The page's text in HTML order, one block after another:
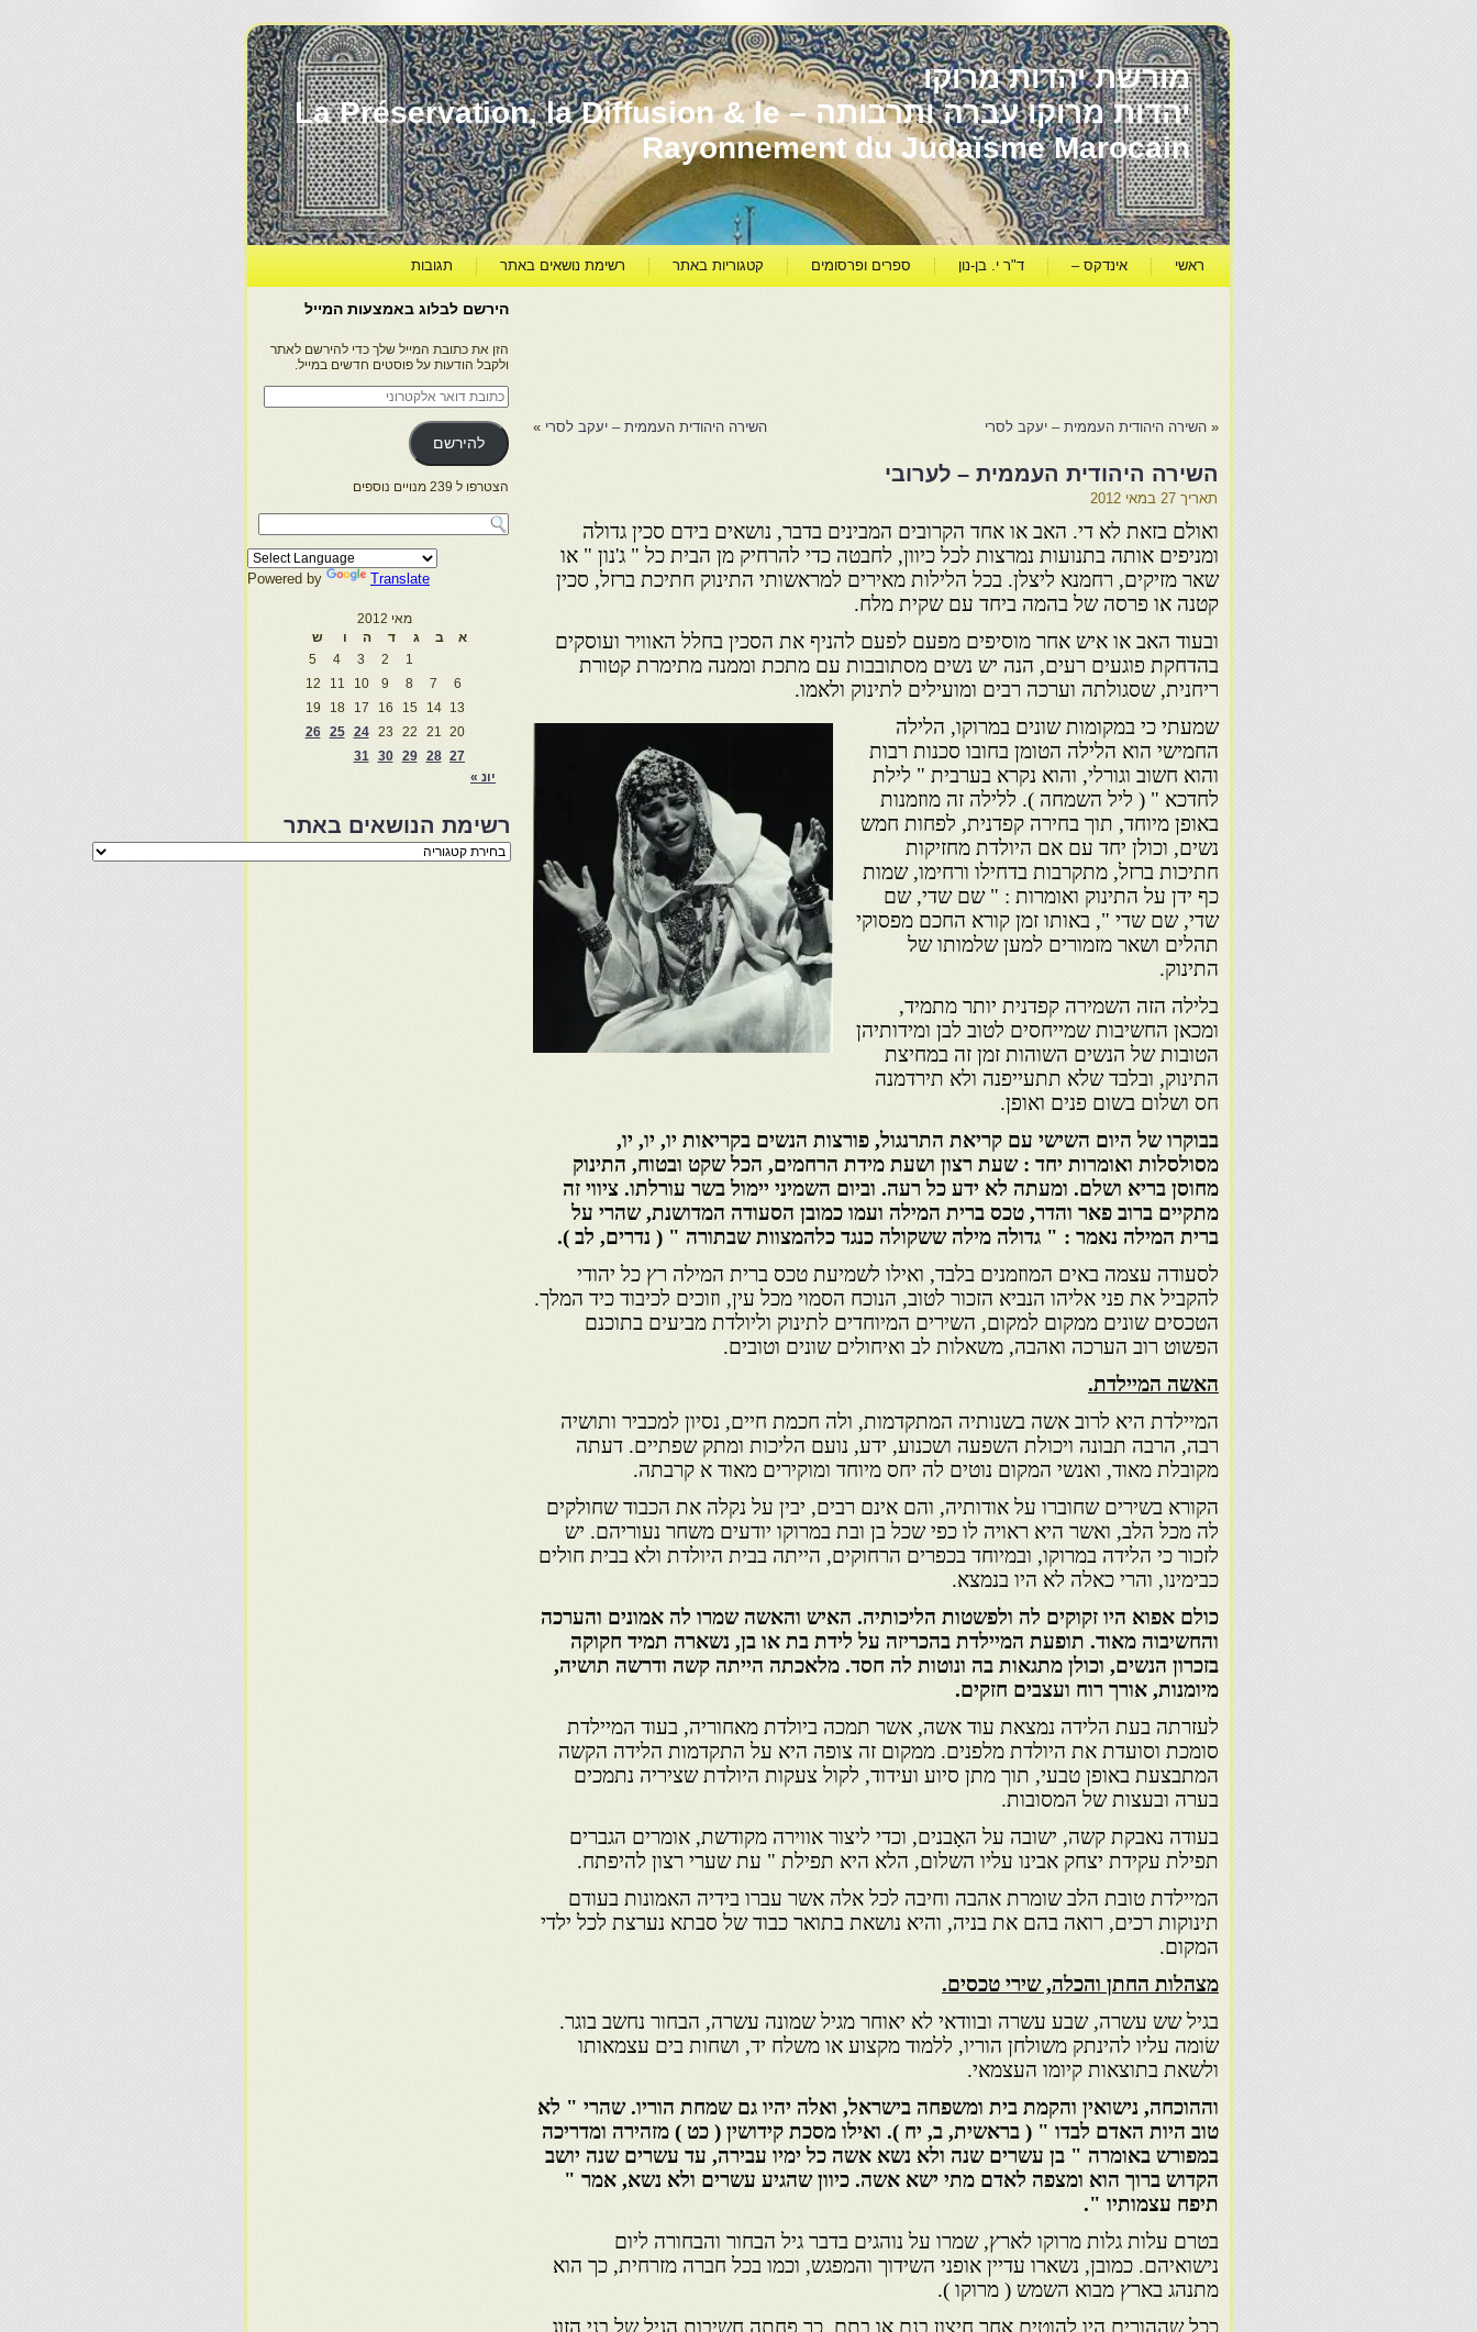
מורשת יהדות מרוקו
יהדות מרוקו עברה ותרבותה – La Préservation, la Diffusion & le
Rayonnement du Judaïsme Marocain
ראשי אינדקס – ד"ר י. בן-נון ספרים ופרסומים קטגוריות באתר רשימת נושאים באתר תגובות
« השירה היהודית העממית – יעקב לסרי השירה היהודית העממית – יעקב לסרי »
השירה היהודית העממית – לערובי
תאריך 27 במאי 2012
ואולם בזאת לא די. האב או אחד הקרובים המבינים בדבר, נושאים בידם סכין גדולה
ומניפים אותה בתנועות נמרצות לכל כיוון, לחבטה כדי להרחיק מן הבית כל " ג'נון " או
שאר מזיקים, רחמנא ליצלן. בכל הלילות מאירים למראשותי התינוק חתיכת ברזל, סכין
קטנה או פרסה של בהמה ביחד עם שקית מלח.
ובעוד האב או איש אחר מוסיפים מפעם לפעם להניף את הסכין בחלל האוויר ועוסקים
בהדחקת פוגעים רעים, הנה יש נשים מסתובבות עם מתכת וממנה מתימרת קטורת
ריחנית, שסגולתה וערכה רבים ומועילים לתינוק ולאמו.
שמעתי כי במקומות שונים במרוקו, הלילה
החמישי הוא הלילה הטומן בחובו סכנות רבות
והוא חשוב וגורלי, והוא נקרא בערבית " לילת
לחדכא " ( ליל השמחה ). ללילה זה מוזמנות
באופן מיוחד, תוך בחירה קפדנית, לפחות חמש
נשים, וכולן יחד עם אם היולדת מחזיקות
חתיכות ברזל, מתקרבות בדחילו ורחימו, שמות
כף ידן על התינוק ואומרות : " שם שדי, שם
שדי, שם שדי ", באותו זמן קורא החכם מפסוקי
תהלים ושאר מזמורים למען שלמותו של
התינוק.
בלילה הזה השמירה קפדנית יותר מתמיד,
ומכאן החשיבות שמייחסים לטוב לבן ומידותיהן
הטובות של הנשים השוהות זמן זה במחיצת
התינוק, ובלבד שלא תתעייפנה ולא תירדמנה
חס ושלום בשום פנים ואופן.
בבוקרו של היום השישי עם קריאת התרנגול, פורצות הנשים בקריאות יו, יו, יו,
מסולסלות ואומרות יחד : שעת רצון ושעת מידת הרחמים, הכל שקט ובטוח, התינוק
מחוסן בריא ושלם. ומעתה לא ידע כל רעה. וביום השמיני יימול בשר עורלתו. ציווי זה
מתקיים ברוב פאר והדר, טכס ברית המילה ועמו כמובן הסעודה המדושנת, שהרי על
ברית המילה נאמר : " גדולה מילה ששקולה כנגד כלהמצוות שבתורה " ( נדרים, לב ).
לסעודה עצמה באים המוזמנים בלבד, ואילו לשמיעת טכס ברית המילה רץ כל יהודי
להקביל את פני אליהו הנביא הזכור לטוב, הנוכח הסמוי מכל עין, וזוכים לכיבוד כיד המלך.
הטכסים שונים ממקום למקום, השירים המיוחדים לתינוק וליולדת מביעים בתוכנם
הפשוט רוב הערכה ואהבה, משאלות לב ואיחולים שונים וטובים.
האשה המיילדת.
המיילדת היא לרוב אשה בשנותיה המתקדמות, ולה חכמת חיים, נסיון למכביר ותושיה
רבה, הרבה תבונה ויכולת השפעה ושכנוע, ידע, נועם הליכות ומתק שפתיים. דעתה
מקובלת מאוד, ואנשי המקום נוטים לה יחס מיוחד ומוקירים מאוד א קרבתה.
הקורא בשירים שחוברו על אודותיה, והם אינם רבים, יבין על נקלה את הכבוד שחולקים
לה מכל הלב, ואשר היא ראויה לו כפי שכל בן ובת במרוקו יודעים משחר נעוריהם. יש
לזכור כי הלידה במרוקו, ובמיוחד בכפרים הרחוקים, הייתה בבית היולדת ולא בבית חולים
כבימינו, והרי כאלה לא היו בנמצא.
כולם אפוא היו זקוקים לה ולפשטות הליכותיה. האיש והאשה שמרו לה אמונים והערכה
והחשיבוה מאוד. תופעת המיילדת בהכריזה על לידת בת או בן, נשארה תמיד חקוקה
בזכרון הנשים, וכולן מתגאות בה ונוטות לה חסד. מלאכתה הייתה קשה ודרשה תושיה,
מיומנות, אורך רוח ועצבים חזקים.
לעזרתה בעת הלידה נמצאת עוד אשה, אשר תמכה ביולדת מאחוריה, בעוד המיילדת
סומכת וסועדת את היולדת מלפנים. ממקום זה צופה היא על התקדמות הלידה הקשה
המתבצעת באופן טבעי, תוך מתן סיוע ועידוד, לקול צעקות היולדת שציריה נתמכים
בערה ובעצות של המסובות.
בעודה נאבקת קשה, ישובה על האָבנים, וכדי ליצור אווירה מקודשת, אומרים הגברים
תפילת עקידת יצחק אבינו עליו השלום, הלא היא תפילת " עת שערי רצון להיפתח.
המיילדת טובת הלב שומרת אהבה וחיבה לכל אלה אשר עברו בידיה האמונות בעודם
תינוקות רכים, רואה בהם את בניה, והיא נושאת בתואר כבוד של סבתא נערצת לכל ילדי
המקום.
מצהלות החתן והכלה, שירי טכסים.
בגיל שש עשרה, שבע עשרה ובוודאי לא יאוחר מגיל שמונה עשרה, הבחור נחשב בוגר.
שׂומה עליו להינתק משולחן הוריו, ללמוד מקצוע או משלח יד, ושחות בים עצמאותו
ולשאת בתוצאות קיומו העצמאי.
וההוכחה, נישואין והקמת בית ומשפחה בישראל, ואלה יהיו גם שמחת הוריו. שהרי " לא
טוב היות האדם לבדו " ( בראשית, ב, יח ). ואילו מסכת קידושין ( כט ) מזהירה ומדריכה
במפורש באומרה " בן עשרים שנה ולא נשא אשה כל ימיו עבירה, עד עשרים שנה יושב
הקדוש ברוך הוא ומצפה לאדם מתי ישא אשה. כיוון שהגיע עשרים ולא נשא, אמר "
תיפח עצמותיו ".
בטרם עלות גלות מרוקו לארץ, שמרו על נוהגים בדבר גיל הבחור והבחורה ליום
נישואיהם. כמובן, נשארו עדיין אופני השידוך והמפגש, וכמו בכל חברה מזרחית, כך הוא
מתנהג בארץ מבוא השמש ( מרוקו ).
ככל שההורים היו להוטים אחר חיצון בנם או בתם, כך פחתה חשיבות הגיל של בני הזוג
הירשם לבלוג באמצעות המייל
הזן את כתובת המייל שלך כדי להירשם לאתר
ולקבל הודעות על פוסטים חדשים במייל.
כתובת
דואר
אלקטרוני
להירשם
הצטרפו ל 239 מנויים נוספים
Powered by Translate
מאי 2012
א
ב ג ד ה ו
ש
1
2
3
4
5
6
7
8
9
10
11
12
13
14
15
16
17
18
19
20
21
22
23
24
25
26
27
28
29
30
31
יונ »
רשימת הנושאים באתר
רשימת
הנושאים